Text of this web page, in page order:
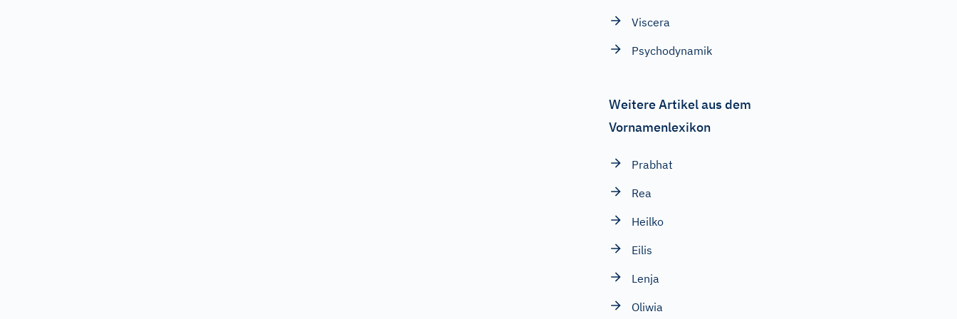
Viscera
Psychodynamik
Weitere Artikel aus dem
Vornamenlexikon
Prabhat
Rea
Heilko
Eilis
Lenja
Oliwia